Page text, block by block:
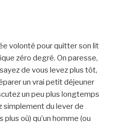
volonté pour quitter son lit
zéro degré. On paresse,
de vous levez plus tôt,
un vrai petit déjeuner
un peu plus longtemps
simplement du lever de
plus où) qu’un homme (ou